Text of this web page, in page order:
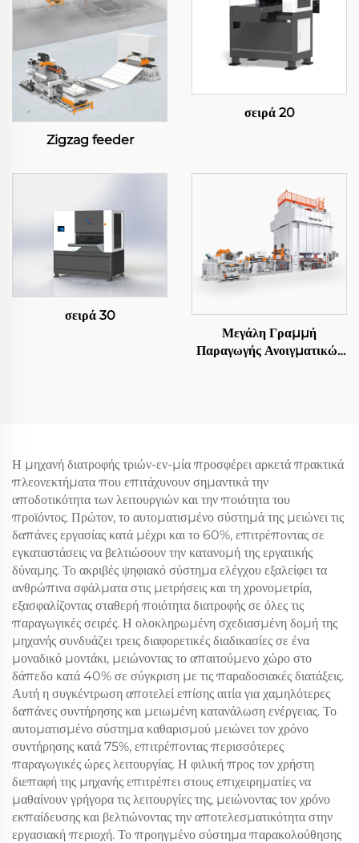
Zigzag feeder
σειρά 20
σειρά 30
Μεγάλη Γραμμή
Παραγωγής Ανοιγματικών
Η μηχανή διατροφής τριών-εν-μία προσφέρει αρκετά πρακτικά
πλεονεκτήματα που επιτάχυνουν σημαντικά την
αποδοτικότητα των λειτουργιών και την ποιότητα του
προϊόντος. Πρώτον, το αυτοματισμένο σύστημά της μειώνει τις
δαπάνες εργασίας κατά μέχρι και το 60%, επιτρέποντας σε
εγκαταστάσεις να βελτιώσουν την κατανομή της εργατικής
δύναμης. Το ακριβές ψηφιακό σύστημα ελέγχου εξαλείφει τα
ανθρώπινα σφάλματα στις μετρήσεις και τη χρονομετρία,
εξασφαλίζοντας σταθερή ποιότητα διατροφής σε όλες τις
παραγωγικές σειρές. Η ολοκληρωμένη σχεδιασμένη δομή της
μηχανής συνδυάζει τρεις διαφορετικές διαδικασίες σε ένα
μοναδικό μοντάκι, μειώνοντας το απαιτούμενο χώρο στο
δάπεδο κατά 40% σε σύγκριση με τις παραδοσιακές διατάξεις.
Αυτή η συγκέντρωση αποτελεί επίσης αιτία για χαμηλότερες
δαπάνες συντήρησης και μειωμένη κατανάλωση ενέργειας. Το
αυτοματισμένο σύστημα καθαρισμού μειώνει τον χρόνο
συντήρησης κατά 75%, επιτρέποντας περισσότερες
παραγωγικές ώρες λειτουργίας. Η φιλική προς τον χρήστη
διεπαφή της μηχανής επιτρέπει στους επιχειρηματίες να
μαθαίνουν γρήγορα τις λειτουργίες της, μειώνοντας τον χρόνο
εκπαίδευσης και βελτιώνοντας την αποτελεσματικότητα στην
εργασιακή περιοχή. Το προηγμένο σύστημα παρακολούθησης